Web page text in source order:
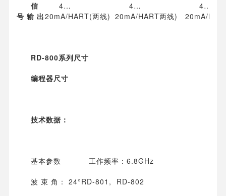
信
号 输 出
4…
20mA/HART(两线)
4…
20mA/HART两线)
4…
20mA/
RD-800系列尺寸
编程器尺寸
技术数据：
基本参数 工作频率：6.8GHz
波 束 角： 24°RD-801, RD-802